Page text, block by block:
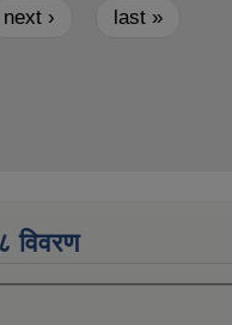
next ›
last »
विवरण